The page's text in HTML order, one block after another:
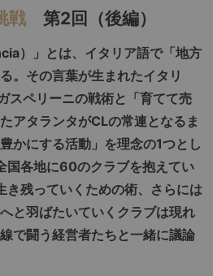
戦 第2回（後編）
）」とは、イタリア語で「地方
。その言葉が生まれたイタリ
スペリーニの戦術と「育てて売
アタランタがCLの常連となるま
かにする活動」を理念の1つとし
国各地に60のクラブを抱えてい
き残っていくための術、さらには
と羽ばたいていくクラブは現れ
で闘う経営者たちと一緒に議論